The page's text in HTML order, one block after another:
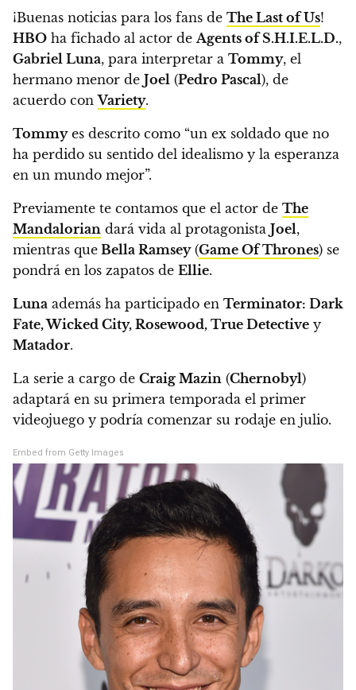
¡Buenas noticias para los fans de The Last of Us!
HBO ha fichado al actor deAgents of S.H.I.E.L.D.,
Gabriel Luna, para interpretar a Tommy, el
hermano menor de Joel (Pedro Pascal), de
acuerdo conVariety.
Tommyes descrito como “un ex soldado que no
ha perdido su sentido del idealismo y la esperanza
en un mundo mejor”.
Previamente te contamos que el actor de The
Mandalorian dará vida al protagonista Joel,
mientras que Bella Ramsey(Game Of Thrones) se
pondrá en los zapatos de Ellie.
Luna además ha participado en Terminator: Dark
Fate, Wicked City, Rosewood, True Detective y
Matador.
La serie a cargo de Craig Mazin (Chernobyl)
adaptará en su primera temporada el primer
videojuego y podría comenzar su rodaje en julio.
Embed from Getty Images